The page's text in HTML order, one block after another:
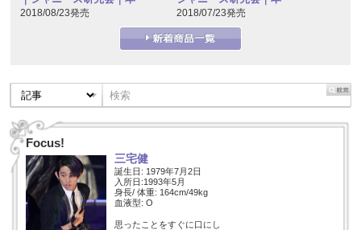
2018/08/23発売 2018/07/23発売
Focus!
三宅健
誕生日: 1979年7月2日
入所日:1993年5月
身長/ 体重: 164cm/49kg
血液型: O
思ったことをすぐに口にし